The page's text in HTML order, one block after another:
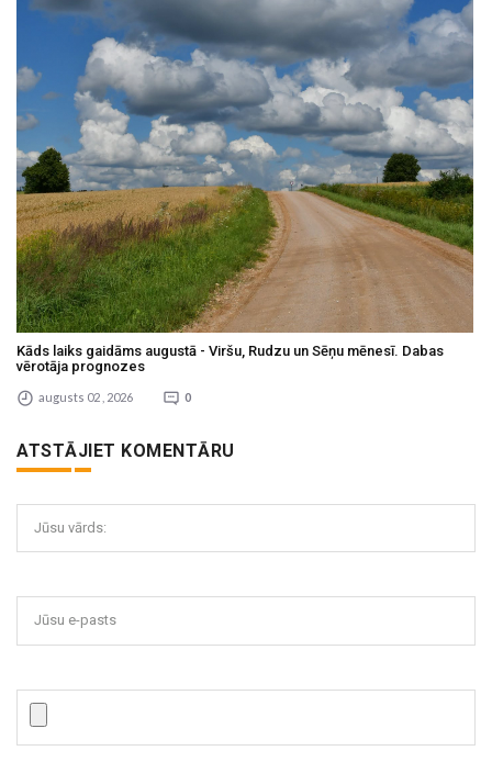
Kāds laiks gaidāms augustā - Viršu, Rudzu un Sēņu mēnesī. Dabas
vērotāja prognozes
augusts 02 , 2026 0
ATSTĀJIET KOMENTĀRU
Jūsu vārds:
Jūsu e-pasts